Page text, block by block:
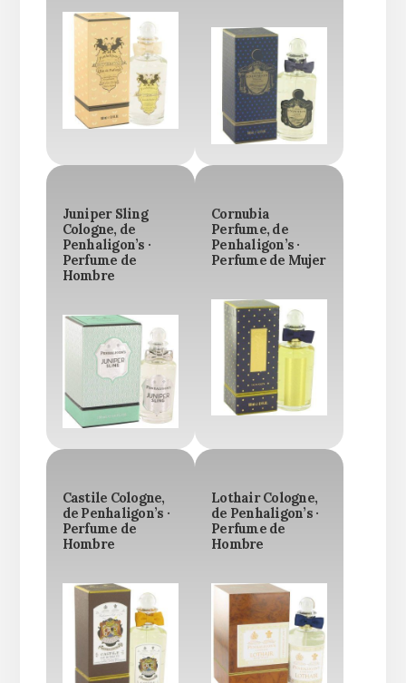
Juniper Sling
Cologne, de
Penhaligon’s ·
Perfume de
Hombre
Cornubia
Perfume, de
Penhaligon’s ·
Perfume de Mujer
Castile Cologne,
de Penhaligon’s ·
Perfume de
Hombre
Lothair Cologne,
de Penhaligon’s ·
Perfume de
Hombre